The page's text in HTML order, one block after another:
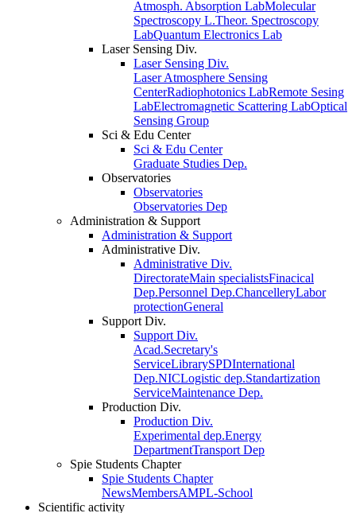
Atmosph. Absorption LabMolecular
Spectroscopy L.Theor. Spectroscopy
LabQuantum Electronics Lab
Laser Sensing Div.
Laser Sensing Div.
Laser Atmosphere Sensing
CenterRadiophotonics LabRemote Sesing
LabElectromagnetic Scattering LabOptical
Sensing Group
Sci & Edu Center
Sci & Edu Center
Graduate Studies Dep.
Observatories
Observatories
Observatories Dep
Administration & Support
Administration & Support
Administrative Div.
Administrative Div.
DirectorateMain specialistsFinacical
Dep.Personnel Dep.ChancelleryLabor
protectionGeneral
Support Div.
Support Div.
Acad.Secretary's
ServiceLibrarySPDInternational
Dep.NICLogistic dep.Standartization
ServiceMaintenance Dep.
Production Div.
Production Div.
Experimental dep.Energy
DepartmentTransport Dep
Spie Students Chapter
Spie Students Chapter
NewsMembersAMPL-School
Scientific activity